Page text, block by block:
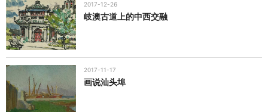
2017-12-26
岐澳古道上的中西交融
2017-11-17
画说汕头埠